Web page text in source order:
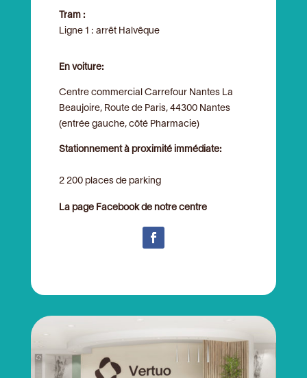
Tram :
Ligne 1 : arrêt Halvêque
En voiture:
Centre commercial Carrefour Nantes La
Beaujoire, Route de Paris, 44300 Nantes
(entrée gauche, côté Pharmacie)
Stationnement à proximité immédiate:
2 200 places de parking
La page Facebook de notre centre